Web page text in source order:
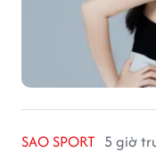
SAO SPORT 5 giờ